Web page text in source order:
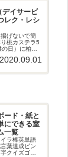
デイサービ
レク・レシ
げないで簡
桃カステラ5
日）に柏餅
リン抹茶パ
2020.09.01
ード・紙と
にできる室
一覧
ラ棒英単語
葉達成ビン
クイズゴロ